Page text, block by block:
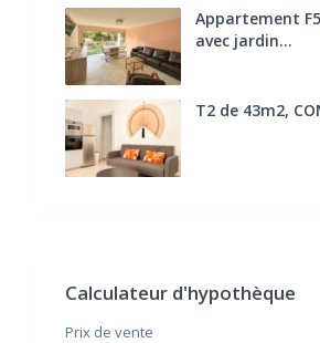
Appartement
avec jardin...
T2 de 43m2,
Calculateur d'hypothèque
Prix ​​de vente